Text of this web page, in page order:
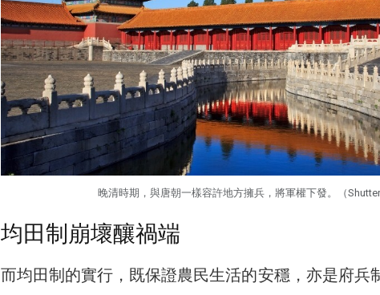
晚清時期，與唐朝一樣容許地方擁兵，將軍權下發。（
均田制崩壞釀禍端
而均田制的實行，既保證農民生活的安穩，亦是府兵